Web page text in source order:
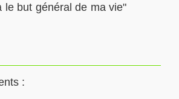
le but général de ma vie"
: